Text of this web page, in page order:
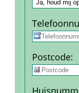
Post­code: